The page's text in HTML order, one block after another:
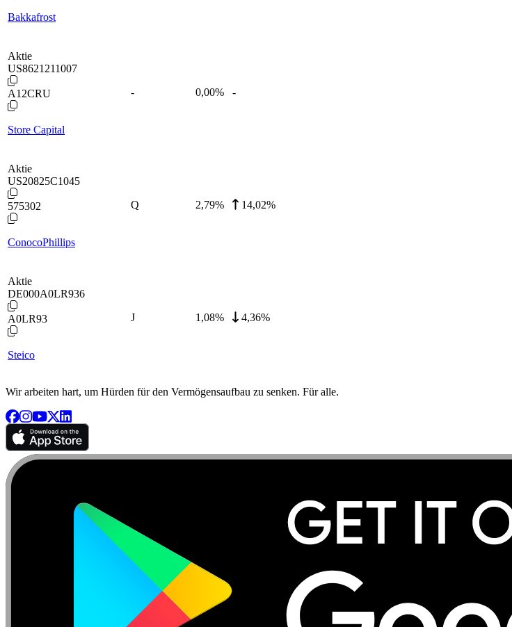
Bakkafrost
Aktie
US8621211007
A12CRU
Store Capital
- 0,00% -
Aktie
US20825C1045
575302
ConocoPhillips
Q 2,79% 14,02%
Aktie
DE000A0LR936
A0LR93
Steico
J 1,08% 4,36%
Wir arbeiten hart, um Hürden für den Vermögensaufbau zu senken. Für alle.